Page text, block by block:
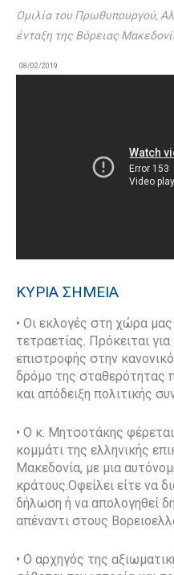
Ομιλία του Πρωθυπουργού,
ένταξη της Βόρειας
08/02/2019
ΚΥΡΙΑ ΣΗΜΕΙΑ
• Οι εκλογές στη χώρα
τετραετίας. Πρόκειται
επιστροφής στην
δρόμο της σταθερότητας
και απόδειξη πολιτικής
• Ο κ. Μητσοτάκης
κομμάτι της ελληνικής
Μακεδονία, με μια
κράτους.Οφείλει είτε να
δήλωση ή να απολογηθεί
απέναντι στους
• Ο αρχηγός της